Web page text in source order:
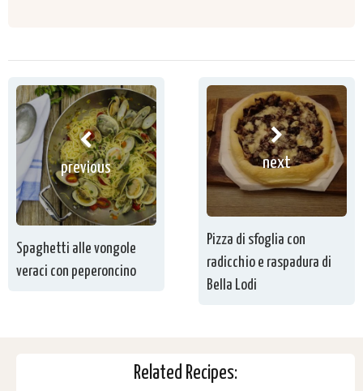
previous
Spaghetti alle vongole
veraci con peperoncino
next
Pizza di sfoglia con
radicchio e raspadura di
Bella Lodi
Related Recipes: